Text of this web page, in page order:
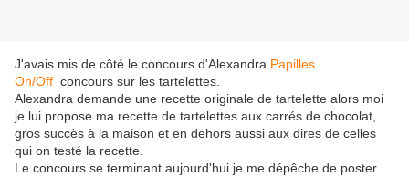
J'avais mis de côté le concours d'Alexandra Papilles
On/Off concours sur les tartelettes.
Alexandra demande une recette originale de tartelette alors moi
je lui propose ma recette de tartelettes aux carrés de chocolat,
gros succès à la maison et en dehors aussi aux dires de celles
qui on testé la recette.
Le concours se terminant aujourd'hui je me dépêche de poster